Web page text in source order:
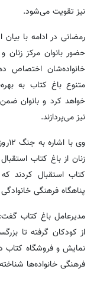
نیز تقویت می‌شود.
رمضانی در ادامه با
حضور بانوان مرکز زنان
خانواده‌شان اختصاص
متنوع باغ کتاب به
خواهد کرد و بانوان
نیز می‌پردازند.
وی
کتاب استقبال کردند
پناهگاه فرهنگی
مدیرعامل باغ کتاب
از کودکان گرفته تا
نمایش و فروشگاه کتاب در
فرهنگی خانواده‌ها